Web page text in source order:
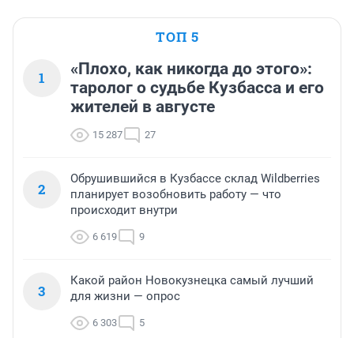
ТОП 5
1
«Плохо, как никогда до этого»:
таролог о судьбе Кузбасса и его
жителей в августе
15 287 27
2
Обрушившийся в Кузбассе склад Wildberries
планирует возобновить работу — что
происходит внутри
6 619 9
3
Какой район Новокузнецка самый лучший
для жизни — опрос
6 303 5